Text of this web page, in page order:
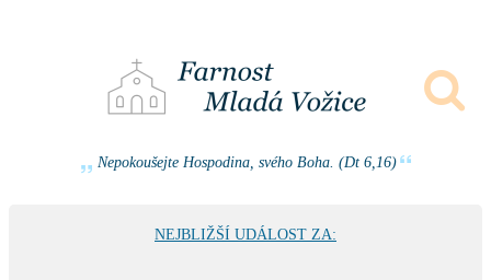
Nepokoušejte Hospodina, svého Boha. (Dt 6,16)
NEJBLIŽŠÍ UDÁLOST ZA: